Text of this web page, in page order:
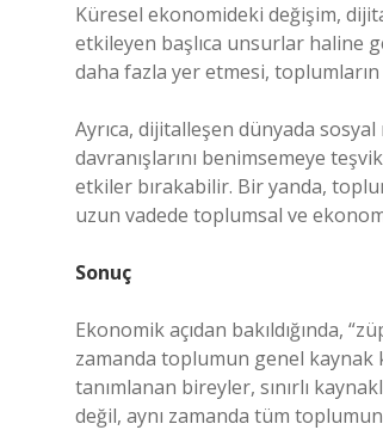
Küresel ekonomideki değişim,
etkileyen başlıca unsurlar haline
daha fazla yer etmesi,
Ayrıca, dijitalleşen dünyada
davranışlarını benimsemeye
etkiler bırakabilir. Bir yanda,
uzun vadede toplumsal ve
Sonuç
Ekonomik açıdan bakıldığında,
zamanda toplumun genel kaynak
tanımlanan bireyler, sınırlı
değil, aynı zamanda tüm